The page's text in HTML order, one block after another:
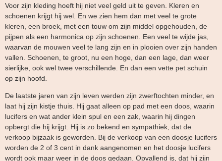
Voor zijn kleding hoeft hij niet veel geld uit te geven. Kleren en
schoenen krijgt hij wel. En we zien hem dan met veel te grote
kleren, een broek, met een touw om zijn middel opgehouden, de
pijpen als een harmonica op zijn schoenen. Een veel te wijde jas,
waarvan de mouwen veel te lang zijn en in plooien over zijn handen
vallen. Schoenen, te groot, nu een hoge, dan een lage, dan weer
sierlijke, ook wel twee verschillende. En dan een vette pet schuin
op zijn hoofd.
De laatste jaren van zijn leven werden zijn zwerftochten minder, en
laat hij zijn kistje thuis. Hij gaat alleen op pad met een doos, waarin
lucifers en wat ander klein spul en een zak, waarin hij dingen
opbergt die hij krijgt. Hij is zo bekend en sympathiek, dat de
verkoop bijzaak is geworden. Bij de verkoop van een doosje lucifers
worden de 2 of 3 cent in dank aangenomen en het doosje lucifers
wordt ook maar weer in de doos gedaan. Opvallend is, dat hij zijn